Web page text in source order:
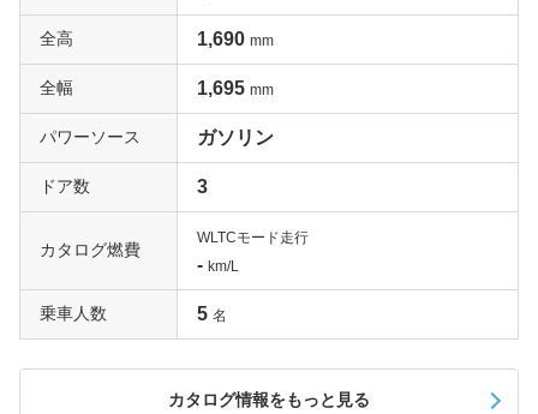
ル、エアコンレジスターリング、シフトレバーベゼルリン
グがメッキ仕上げとなるなど、内外装にワンランク上の高
級さが加えられているのが特徴です。シックな雰囲気が注
す。
丸洗いが可能なシートカバーを装備「Fa la mode Brun」
女性好みの仕上がりが特徴の特別仕様車がFa la mode Bru
nです。2017年12月に登場したこの仕様の特徴は、フロン
トバンパー中央のパネルとドアミラーがボディカラーに合
わせてホワイトかブラウンとなり、ホイールキャップもパ
ールホワイト塗装となること。これだけでルックスはとて
もポップな雰囲気となります。さらにドアハンドルやバッ
クドアガーニッシュなどのメッキ加工で特別感はさらにア
全高 1,690 mm
全幅 1,695 mm
パワーソース ガソリン
ドア数 3
カタログ燃費
WLTCモード走行
- km/L
乗車人数 5 名
カタログ情報をもっと見る